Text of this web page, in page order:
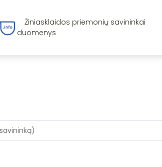
Žiniasklaidos priemonių savininkai
duomenys